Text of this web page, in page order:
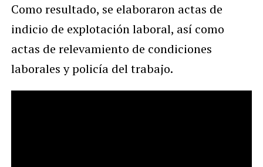
Como resultado, se elaboraron actas de
indicio de explotación laboral, así como
actas de relevamiento de condiciones
laborales y policía del trabajo.